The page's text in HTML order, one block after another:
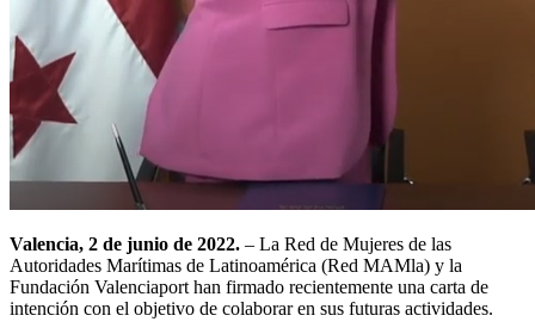
Valencia, 2 de junio de 2022. – La Red de Mujeres de las
Autoridades Marítimas de Latinoamérica (Red MAMla) y la
Fundación Valenciaport han firmado recientemente una carta de
intención con el objetivo de colaborar en sus futuras actividades.